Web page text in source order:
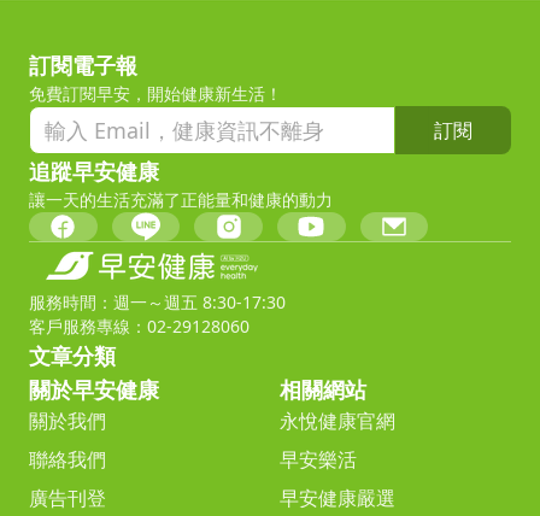
訂閱電子報
免費訂閱早安，開始健康新生活！
訂閱
追蹤早安健康
讓一天的生活充滿了正能量和健康的動力
服務時間：週一～週五 8:30-17:30
客戶服務專線：02-29128060
文章分類
關於早安健康
關於我們
聯絡我們
廣告刊登
相關網站
永悅健康官網
早安樂活
早安健康嚴選